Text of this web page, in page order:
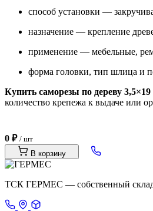
способ установки —
назначение — крепление
применение — мебельные,
форма головки, тип шлица и
Купить саморезы по дереву
количество крепежа к выдаче или
0 ₽ / шт
В корзину
ТСК ГЕРМЕС — собственный склад